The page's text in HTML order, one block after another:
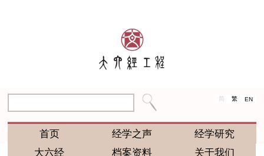
简 繁 EN
首页 经学之声
经学研究
大六经
档案资料 关于我们